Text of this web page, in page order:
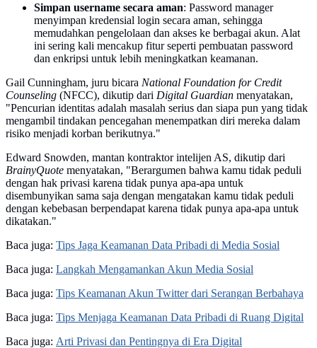
Simpan username secara aman: Password manager
menyimpan kredensial login secara aman, sehingga
memudahkan pengelolaan dan akses ke berbagai akun. Alat
ini sering kali mencakup fitur seperti pembuatan password
dan enkripsi untuk lebih meningkatkan keamanan.
Gail Cunningham, juru bicara National Foundation for Credit
Counseling (NFCC), dikutip dari Digital Guardian menyatakan,
"Pencurian identitas adalah masalah serius dan siapa pun yang tidak
mengambil tindakan pencegahan menempatkan diri mereka dalam
risiko menjadi korban berikutnya."
Edward Snowden, mantan kontraktor intelijen AS, dikutip dari
BrainyQuote menyatakan, "Berargumen bahwa kamu tidak peduli
dengan hak privasi karena tidak punya apa-apa untuk
disembunyikan sama saja dengan mengatakan kamu tidak peduli
dengan kebebasan berpendapat karena tidak punya apa-apa untuk
dikatakan."
Baca juga: Tips Jaga Keamanan Data Pribadi di Media Sosial
Baca juga: Langkah Mengamankan Akun Media Sosial
Baca juga: Tips Keamanan Akun Twitter dari Serangan Berbahaya
Baca juga: Tips Menjaga Keamanan Data Pribadi di Ruang Digital
Baca juga: Arti Privasi dan Pentingnya di Era Digital